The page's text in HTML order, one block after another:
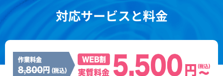
対応サービスと料金